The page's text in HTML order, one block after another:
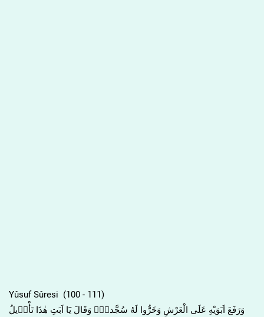
Yûsuf Sûresi (100 - 111)
وَرَفَعَ اَبَوَيْهِ عَلَى الْعَرْشِ وَخَرُّوا لَهُ سُجَّداًۚ وَقَالَ يَٓا اَبَتِ هٰذَا تَأْو۪يلُ